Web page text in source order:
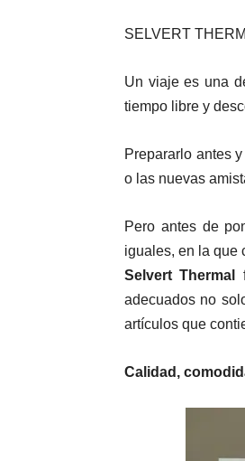
SELVERT
Un viaje es una
tiempo libre y
Prepararlo antes
o las nuevas
Pero antes de
iguales, en la que
Selvert Thermal
adecuados no
artículos que
Calidad,